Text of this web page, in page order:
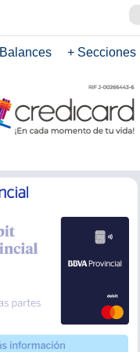
Balances + Secciones